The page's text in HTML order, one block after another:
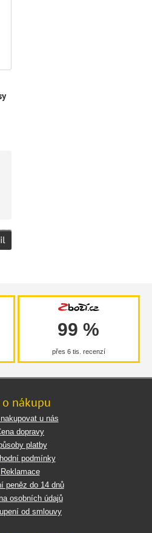
99 %
přes 6 tis. recenzí
o nákupu
u nás
dopravy
platby
podmínky
Reklamace
peněz do 14 dnů
osobních údajů
od smlouvy